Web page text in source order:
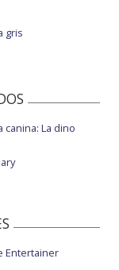
gris
canina: La dino
Entertainer